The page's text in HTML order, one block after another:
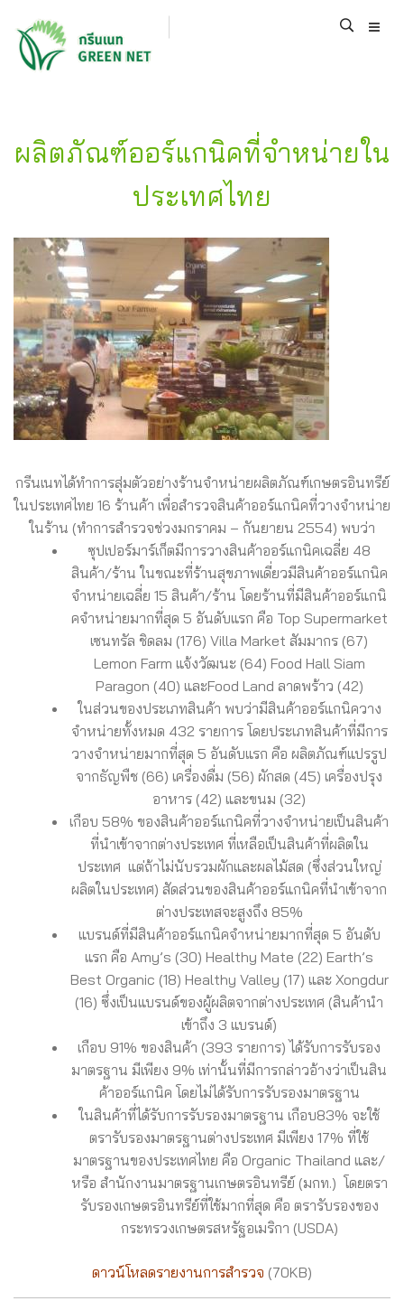
ผลิตภัณฑ์ออร์แกนิคที่จำหน่ายใน
ประเทศไทย
กรีนเนทได้ทำการสุ่มตัวอย่างร้านจำหน่ายผลิตภัณฑ์เกษตรอินทรีย์
ในประเทศไทย 16 ร้านค้า เพื่อสำรวจสินค้าออร์แกนิคที่วางจำหน่าย
ในร้าน (ทำการสำรวจช่วงมกราคม – กันยายน 2554) พบว่า
ซุปเปอร์มาร์เก็ตมีการวางสินค้าออร์แกนิคเฉลี่ย 48
สินค้า/ร้าน ในขณะที่ร้านสุขภาพเดี่ยวมีสินค้าออร์แกนิค
จำหน่ายเฉลี่ย 15 สินค้า/ร้าน โดยร้านที่มีสินค้าออร์แกนิ
คจำหน่ายมากที่สุด 5 อันดับแรก คือ Top Supermarket
เซนทรัล ชิดลม (176) Villa Market สัมมากร (67)
Lemon Farm แจ้งวัฒนะ (64) Food Hall Siam
Paragon (40) และFood Land ลาดพร้าว (42)
ในส่วนของประเภทสินค้า พบว่ามีสินค้าออร์แกนิควาง
จำหน่ายทั้งหมด 432 รายการ โดยประเภทสินค้าที่มีการ
วางจำหน่ายมากที่สุด 5 อันดับแรก คือ ผลิตภัณฑ์แปรรูป
จากธัญพืช (66) เครื่องดื่ม (56) ผักสด (45) เครื่องปรุง
อาหาร (42) และขนม (32)
เกือบ 58% ของสินค้าออร์แกนิคที่วางจำหน่ายเป็นสินค้า
ที่นำเข้าจากต่างประเทศ ที่เหลือเป็นสินค้าที่ผลิตใน
ประเทศ แต่ถ้าไม่นับรวมผักและผลไม้สด (ซึ่งส่วนใหญ่
ผลิตในประเทศ) สัดส่วนของสินค้าออร์แกนิคที่นำเข้าจาก
ต่างประเทสจะสูงถึง 85%
แบรนด์ที่มีสินค้าออร์แกนิคจำหน่ายมากที่สุด 5 อันดับ
แรก คือ Amy’s (30) Healthy Mate (22) Earth’s
Best Organic (18) Healthy Valley (17) และ Xongdur
(16) ซึ่งเป็นแบรนด์ของผู้ผลิตจากต่างประเทศ (สินค้านำ
เข้าถึง 3 แบรนด์)
เกือบ 91% ของสินค้า (393 รายการ) ได้รับการรับรอง
มาตรฐาน มีเพียง 9% เท่านั้นที่มีการกล่าวอ้างว่าเป็นสิน
ค้าออร์แกนิค โดยไม่ได้รับการรับรองมาตรฐาน
ในสินค้าที่ได้รับการรับรองมาตรฐาน เกือบ83% จะใช้
ตรารับรองมาตรฐานต่างประเทศ มีเพียง 17% ที่ใช้
มาตรฐานของประเทศไทย คือ Organic Thailand และ/
หรือ สำนักงานมาตรฐานเกษตรอินทรีย์ (มกท.) โดยตรา
รับรองเกษตรอินทรีย์ที่ใช้มากที่สุด คือ ตรารับรองของ
กระทรวงเกษตรสหรัฐอเมริกา (USDA)
ดาวน์โหลดรายงานการสำรวจ (70KB)